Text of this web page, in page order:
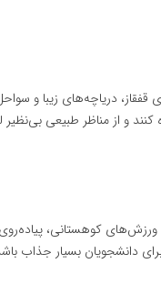
دریاچه‌های زیبا و
و از مناظر طبیعی بی‌نظیر
کوهستانی،
دانشجویان بسیار جذاب